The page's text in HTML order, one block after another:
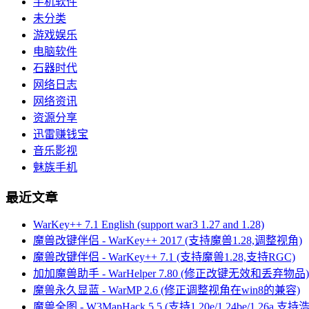
未分类
游戏娱乐
电脑软件
石器时代
网络日志
网络资讯
资源分享
迅雷赚钱宝
音乐影视
魅族手机
最近文章
WarKey++ 7.1 English (support war3 1.27 and 1.28)
魔兽改键伴侣 - WarKey++ 2017 (支持魔兽1.28,调整视角)
魔兽改键伴侣 - WarKey++ 7.1 (支持魔兽1.28,支持RGC)
加加魔兽助手 - WarHelper 7.80 (修正改键无效和丢弃物品)
魔兽永久显蓝 - WarMP 2.6 (修正调整视角在win8的兼容)